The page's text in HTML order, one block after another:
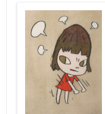
※データは
り暗号化して送信さ